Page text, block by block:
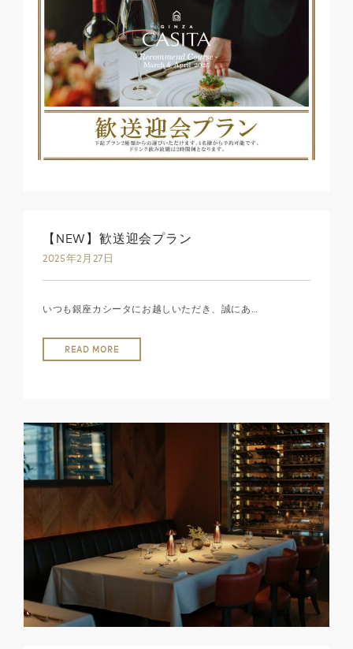
【NEW】歓送迎会プラン
2025年2月27日
いつも銀座カシータにお越しいただき、誠にあ…
READ MORE